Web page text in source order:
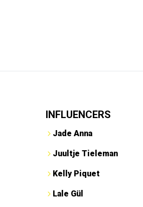
INFLUENCERS
Jade Anna
Juultje Tieleman
Kelly Piquet
Lale Gül